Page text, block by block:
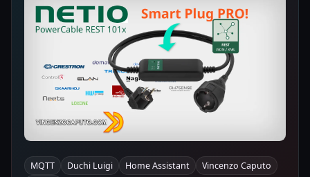
MQTT Duchi Luigi Home Assistant
Vincenzo Caputo